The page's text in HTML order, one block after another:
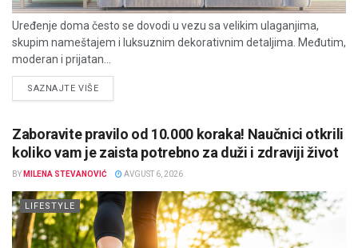
Uređenje doma često se dovodi u vezu sa velikim ulaganjima,
skupim nameštajem i luksuznim dekorativnim detaljima. Međutim,
moderan i prijatan...
SAZNAJTE VIŠEDETAILS
Zaboravite pravilo od 10.000 koraka! Naučnici otkrili
koliko vam je zaista potrebno za duži i zdraviji život
BY MILENA STEVANOVIĆ AVGUST 6, 2026
LIFESTYLE